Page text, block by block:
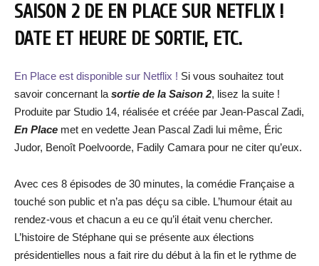
SAISON 2 DE EN PLACE SUR NETFLIX !
DATE ET HEURE DE SORTIE, ETC.
En Place est disponible sur Netflix ! Si vous souhaitez tout
savoir concernant la sortie de la Saison 2, lisez la suite !
Produite par Studio 14, réalisée et créée par Jean-Pascal Zadi,
En Place met en vedette Jean Pascal Zadi lui même, Éric
Judor, Benoît Poelvoorde, Fadily Camara pour ne citer qu’eux.
Avec ces 8 épisodes de 30 minutes, la comédie Française a
touché son public et n’a pas déçu sa cible. L’humour était au
rendez-vous et chacun a eu ce qu’il était venu chercher.
L’histoire de Stéphane qui se présente aux élections
présidentielles nous a fait rire du début à la fin et le rythme de